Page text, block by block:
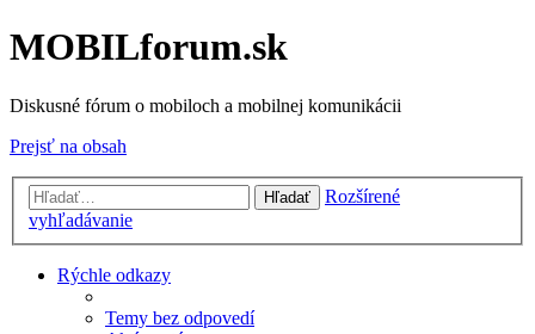
MOBILforum.sk
Diskusné fórum o mobiloch a mobilnej komunikácii
Prejsť na obsah
Hľadať
Rozšírené
vyhľadávanie
Rýchle odkazy
Temy bez odpovedí